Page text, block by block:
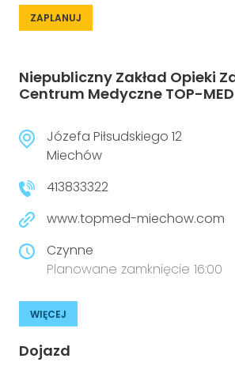
ZAPLANUJ
Niepubliczny Zakład Opieki
Centrum Medyczne TOP-MED
Józefa Piłsudskiego 12
Miechów
413833322
www.topmed-miechow.com
Czynne
Planowane zamknięcie 16:00
WIĘCEJ
Dojazd